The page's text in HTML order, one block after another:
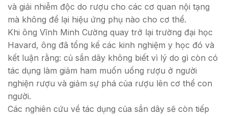
và giải nhiễm độc do rượu cho các cơ quan nội tạng
mà không để lại hiệu ứng phụ nào cho cơ thể.
Khi ông Vĩnh Minh Cường quay trở lại trường đại học
Havard, ông đã tổng kế các kinh nghiệm y học đó và
kết luận rằng: củ sắn dây không biết vì lý do gì còn có
tác dụng làm giảm ham muốn uống rượu ở người
nghiện rượu và giảm sự phá của rượu lên cơ thể con
người.
Các nghiên cứu về tác dụng của sắn dây sẽ còn tiếp